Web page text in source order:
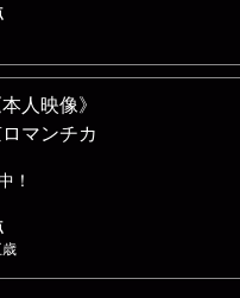
人映像》
マンチカ
！